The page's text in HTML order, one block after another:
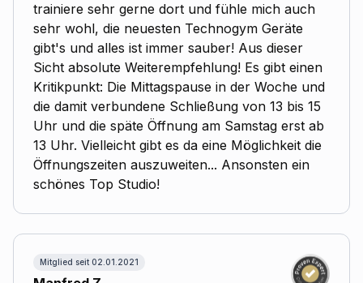
trainiere sehr gerne dort und fühle mich auch
sehr wohl, die neuesten Technogym Geräte
gibt's und alles ist immer sauber! Aus dieser
Sicht absolute Weiterempfehlung! Es gibt einen
Kritikpunkt: Die Mittagspause in der Woche und
die damit verbundene Schließung von 13 bis 15
Uhr und die späte Öffnung am Samstag erst ab
13 Uhr. Vielleicht gibt es da eine Möglichkeit die
Öffnungszeiten auszuweiten... Ansonsten ein
schönes Top Studio!
Mitglied seit 02.01.2021